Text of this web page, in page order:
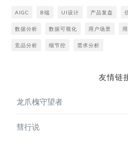
AIGC B端 UI设计 产品复盘
数据分析 数据可视化 用户场景
竞品分析 细节控 需求分析
友情链
龙爪槐守望者
彗行说